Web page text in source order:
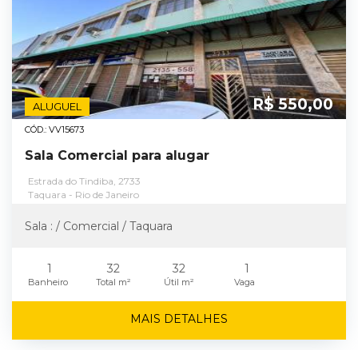
ALUGUEL R$ 550,00
CÓD.: VV15673
Sala Comercial para alugar
Estrada do Tindiba, 2733
Taquara - Rio de Janeiro
Sala : / Comercial / Taquara
1
Banheiro
32
Total m²
32
Útil m²
1
Vaga
MAIS DETALHES